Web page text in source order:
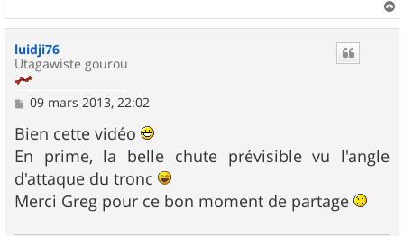
a
luidji76
Utagawiste gourou
M
s
s
a
g
e
09 mars 2013, 22:02
Bien cette vidéo
En prime, la belle chute prévisible vu l'angle
d'attaque du tronc
Merci Greg pour ce bon moment de partage